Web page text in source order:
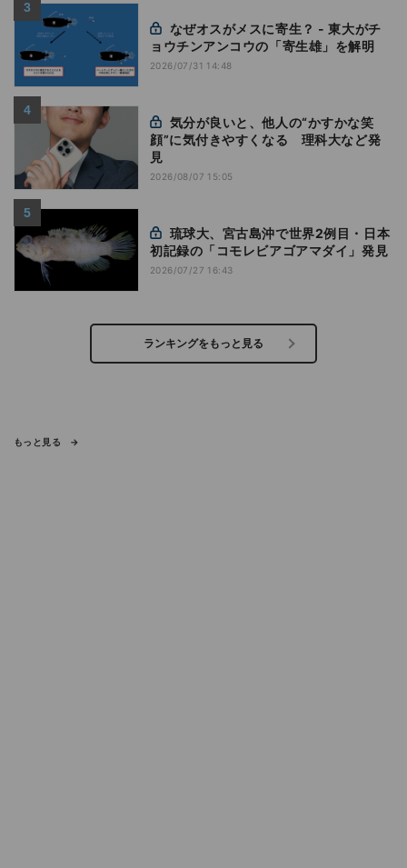
ョウチンアンコウの「寄生雄」を解明
2026/07/31 14:48
顔”に気付きやすくなる 理科大など発
見
2026/08/07 15:05
初記録の「コモレビアゴアマダイ」発見
2026/07/27 16:43
ランキングをもっと見る
もっと見る